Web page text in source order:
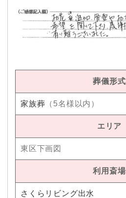
葬儀形式
家族葬 （5名様以内）
エリア
東区下画図
利用斎場
さくらリビング出水